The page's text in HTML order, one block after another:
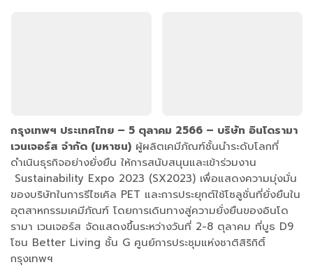
กรุงเทพฯ ประเทศไทย – 5 ตุลาคม 2566 – บริษัท อินโดรามา
เวนเจอร์ส จำกัด (มหาชน) ผู้ผลิตเคมีภัณฑ์ชั้นนำระดับโลกที่
ดำเนินธุรกิจอย่างยั่งยืน ให้การสนับสนุนและเข้าร่วมงาน
Sustainability Expo 2023 (SX2023) เพื่อแสดงความมุ่งมั่น
ของบริษัทในการรีไซเคิล PET และการประยุกต์ใช้โซลูชั่นที่ยั่งยืนใน
อุตสาหกรรมเคมีภัณฑ์ โดยการเดินทางสู่ความยั่งยืนของอินโด
รามา เวนเจอร์ส จัดแสดงขึ้นระหว่างวันที่ 2-8 ตุลาคม ที่บูธ D9
โซน Better Living ชั้น G ศูนย์การประชุมแห่งชาติสิริกิติ์
กรุงเทพฯ